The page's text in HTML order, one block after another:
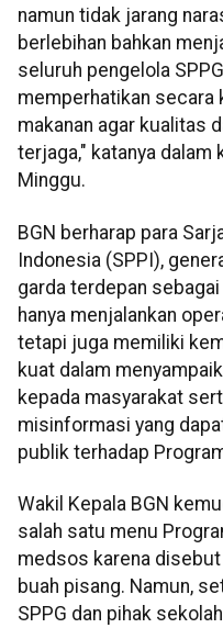
namun tidak jarang
berlebihan bahkan
seluruh pengelola
memperhatikan secara
makanan agar kualitas
terjaga," katanya dalam
Minggu.
BGN berharap para
Indonesia (SPPI),
garda terdepan
hanya menjalankan
tetapi juga memiliki
kuat dalam
kepada masyarakat
misinformasi yang
publik terhadap
​​​​​Wakil Kepala BGN
salah satu menu
medsos karena
buah pisang. Namun,
SPPG dan pihak